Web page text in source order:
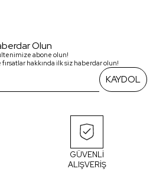
Olun
abone olun!
hakkında ilk siz haberdar olun!
KAYDOL
GÜVENLİ
ALIŞVERİŞ